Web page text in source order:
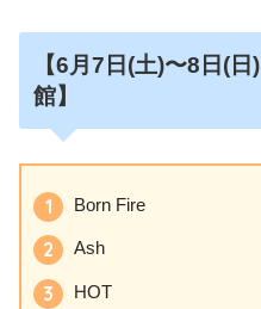
【6月7日 (土)〜8日(日)
館】
Born Fire
Ash
HOT